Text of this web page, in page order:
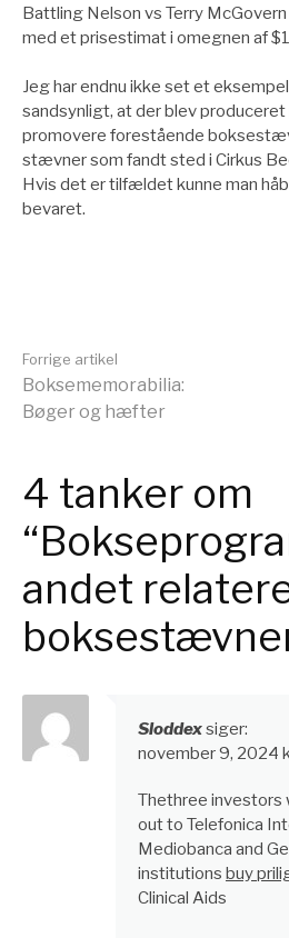
Battling Nelson vs Terry
med et prisestimat i omegnen af
Jeg har endnu ikke set et
sandsynligt, at der blev produceret
promovere forestående
stævner som fandt sted i Cirkus
Hvis det er tilfældet kunne man
bevaret.
Læs
Forrige artikel
Boksememorabilia:
Bøger og hæfter
4 tanker om
andet
Sloddexsiger:
november 9, 2024
Thethree investors
out to Telefonica
Mediobanca and
institutions buy
Clinical Aids